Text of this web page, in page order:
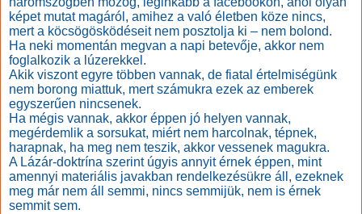
képet mutat magáról, amihez a való életben köze nincs,
mert a köcsögösködéseit nem posztolja ki – nem bolond.
Ha neki momentán megvan a napi betevője, akkor nem
foglalkozik a lúzerekkel.
Akik viszont egyre többen vannak, de fiatal értelmiségünk
nem borong miattuk, mert számukra ezek az emberek
egyszerűen nincsenek.
Ha mégis vannak, akkor éppen jó helyen vannak,
megérdemlik a sorsukat, miért nem harcolnak, tépnek,
harapnak, ha meg nem teszik, akkor vessenek magukra.
A Lázár-doktrína szerint úgyis annyit érnek éppen, mint
amennyi materiális javakban rendelkezésükre áll, ezeknek
meg már nem áll semmi, nincs semmijük, nem is érnek
semmit sem.